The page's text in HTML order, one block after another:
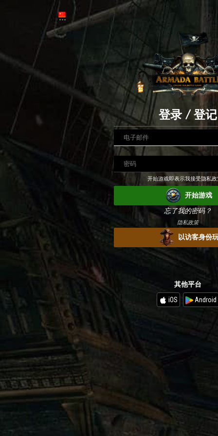
登录 / 登记
开始游戏即表示我接受隐私
开始游戏
忘了我的密码？
隐私政策
以访客身份
其他平台
iOS Android